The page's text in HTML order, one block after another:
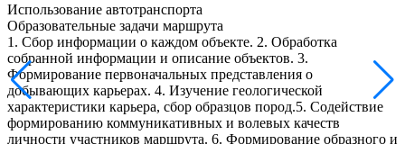
Использование автотранспорта
Образовательные задачи маршрута
1. Сбор информации о каждом объекте. 2. Обработка
собранной информации и описание объектов. 3.
Формирование первоначальных представления о
добывающих карьерах. 4. Изучение геологической
характеристики карьера, сбор образцов пород.5. Содействие
формированию коммуникативных и волевых качеств
личности участников маршрута. 6. Формирование образного и